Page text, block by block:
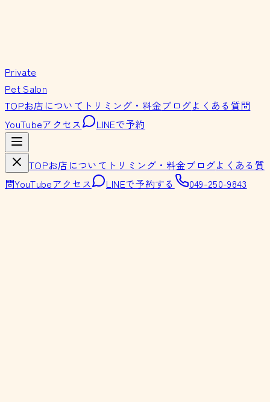
Private
Pet Salon
TOPお店について トリミング・料金ブログよくある質問
YouTubeアクセス LINEで予約
TOPお店について トリミング・料金ブログよくある質
問YouTubeアクセス LINEで予約する 049-250-9843